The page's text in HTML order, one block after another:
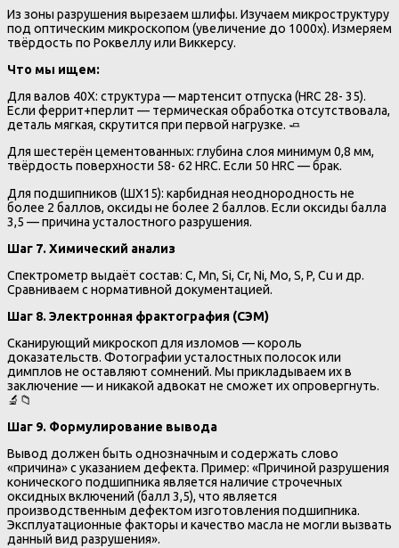
Из зоны разрушения вырезаем шлифы. Изучаем микроструктуру
под оптическим микроскопом (увеличение до 1000х). Измеряем
твёрдость по Роквеллу или Виккерсу.
Что мы ищем:
Для валов 40Х: структура — мартенсит отпуска (HRC 28- 35).
Если феррит+перлит — термическая обработка отсутствовала,
деталь мягкая, скрутится при первой нагрузке. 🧈
Для шестерён цементованных: глубина слоя минимум 0,8 мм,
твёрдость поверхности 58- 62 HRC. Если 50 HRC — брак.
Для подшипников (ШХ15): карбидная неоднородность не
более 2 баллов, оксиды не более 2 баллов. Если оксиды балла
3,5 — причина усталостного разрушения.
Шаг 7. Химический анализ
Спектрометр выдаёт состав: C, Mn, Si, Cr, Ni, Mo, S, P, Cu и др.
Сравниваем с нормативной документацией.
Шаг 8. Электронная фрактография (СЭМ)
Сканирующий микроскоп для изломов — король
доказательств. Фотографии усталостных полосок или
димплов не оставляют сомнений. Мы прикладываем их в
заключение — и никакой адвокат не сможет их опровергнуть.
🔬📁
Шаг 9. Формулирование вывода
Вывод должен быть однозначным и содержать слово
«причина» с указанием дефекта. Пример: «Причиной разрушения
конического подшипника является наличие строчечных
оксидных включений (балл 3,5), что является
производственным дефектом изготовления подшипника.
Эксплуатационные факторы и качество масла не могли вызвать
данный вид разрушения».